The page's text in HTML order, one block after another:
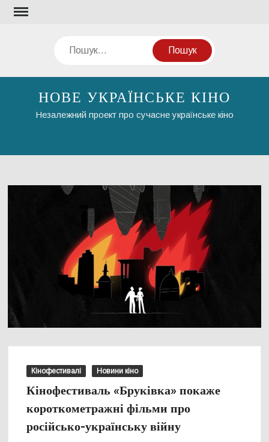
Перейти
Пошук
НОВЕ УКРАЇНСЬКЕ КІНО
Незалежний проект про сучасне українське кіно
Кінофестивалі Новини кіно
Кінофестиваль «Бруківка» покаже
короткометражні фільми про
російсько-українську війну